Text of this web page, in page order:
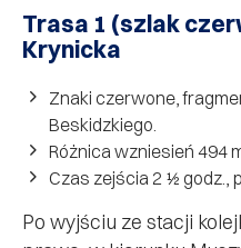
Trasa 1 (szlak
Krynicka
Znaki czerwone,
Beskidzkiego.
Różnica wzniesień 494
Czas zejścia 2 ½ godz.,
Po wyjściu ze stacji